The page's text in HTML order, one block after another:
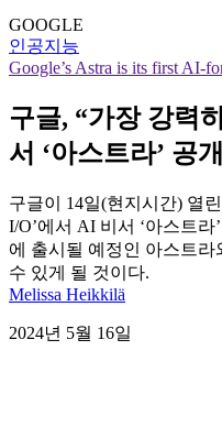
GOOGLE
인공지능
Google’s Astra is its first AI-
구글, “가장 강력
서 ‘아스트라’ 공개
구글이 14일(현지시간) 열
I/O’에서 AI 비서 ‘아스트
에 출시될 예정인 아스트
수 있게 될 것이다.
Melissa Heikkilä
2024년 5월 16일